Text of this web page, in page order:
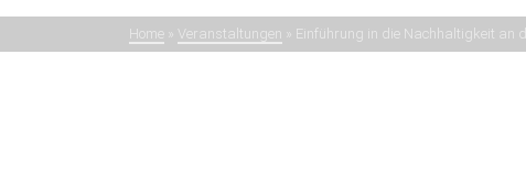
Home Veranstaltungen Einführung in die Nachhaltigkeit an